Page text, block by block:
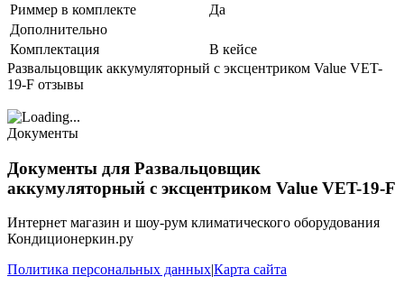
Риммер в комплекте
Да
Дополнительно
Комплектация
В кейсе
Развальцовщик аккумуляторный c эксцентриком Value VET-
19-F отзывы
Документы
Документы для Развальцовщик
аккумуляторный c эксцентриком Value VET-19-F
Интернет магазин и шоу-рум климатического оборудования
Кондиционеркин.ру
Политика персональных данных|Карта сайта